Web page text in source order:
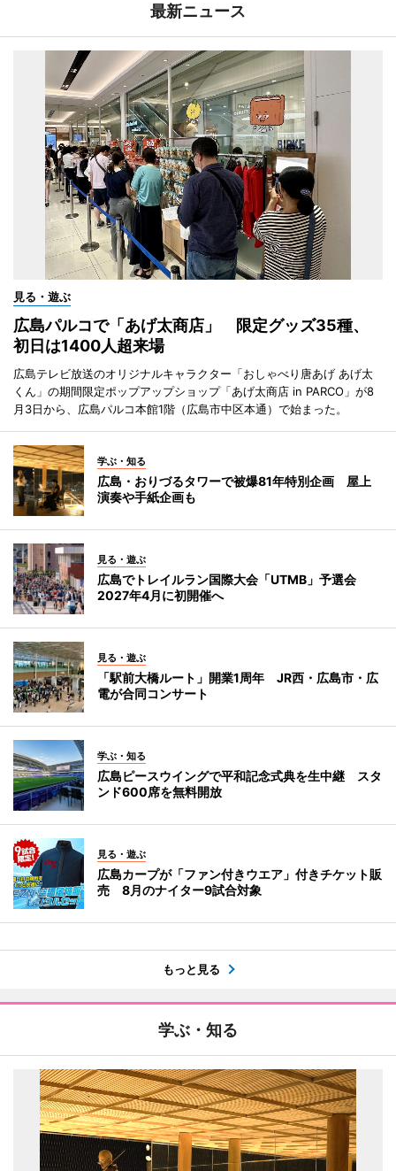
最新ニュース
見る・遊ぶ
広島パルコで「あげ太商店」 限定グッズ35種、
初日は1400人超来場
広島テレビ放送のオリジナルキャラクター「おしゃべり唐あげ あげ太
くん」の期間限定ポップアップショップ「あげ太商店 in PARCO」が8
月3日から、広島パルコ本館1階（広島市中区本通）で始まった。
学ぶ・知る
広島・おりづるタワーで被爆81年特別企画 屋上
演奏や手紙企画も
見る・遊ぶ
広島でトレイルラン国際大会「UTMB」予選会
2027年4月に初開催へ
見る・遊ぶ
「駅前大橋ルート」開業1周年 JR西・広島市・広
電が合同コンサート
学ぶ・知る
広島ピースウイングで平和記念式典を生中継 スタ
ンド600席を無料開放
見る・遊ぶ
広島カープが「ファン付きウエア」付きチケット販
売 8月のナイター9試合対象
もっと見る
学ぶ・知る